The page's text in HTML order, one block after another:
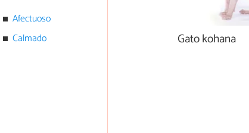
Afectuoso
Calmado Gato kohana